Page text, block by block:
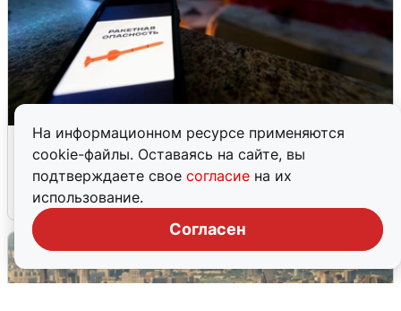
На информационном ресурсе применяются
cookie-файлы. Оставаясь на сайте, вы
подтверждаете свое согласие на их
использование.
Согласен
Ночью в Самарской области завыли
сирены
8 августа 0